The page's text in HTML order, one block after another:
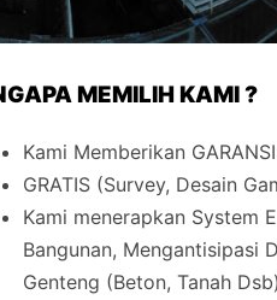
MEMILIH KAMI ?
Kami Memberikan
GRATIS (Survey, Desain
Kami menerapkan System
Bangunan, Mengantisipasi
Genteng (Beton, Tanah